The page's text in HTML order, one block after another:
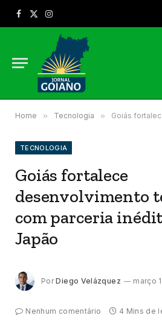
Facebook
X
Instagram
Home » Tecnologia » Goiás fortalece
TECNOLOGIA
Goiás fortalece
desenvolvimento
com parceria
Japão
Por Diego Velázquez março
Nenhum comentário 4 Mins de